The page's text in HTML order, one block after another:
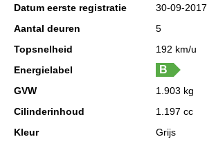
Datum eerste registratie 30-09-2017
Aantal deuren 5
Topsnelheid
192 km/u
Energielabel
GVW
1.903 kg
Cilinderinhoud
1.197 cc
Kleur
Grijs